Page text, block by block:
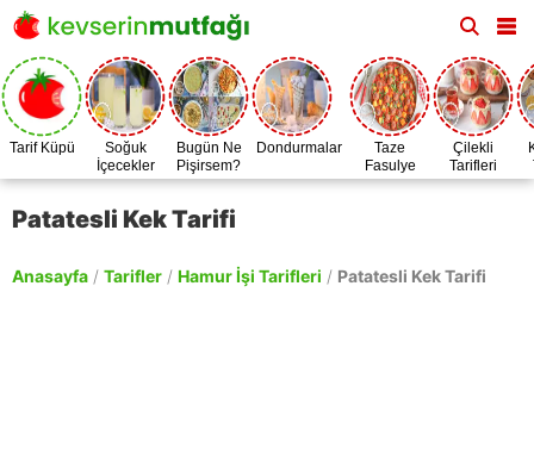
Tarif Küpü
Soğuk
İçecekler
Bugün Ne
Pişirsem?
Dondurmalar
Taze
Fasulye
Zamanı
Çilekli
Tarifleri
Patatesli Kek Tarifi
Anasayfa / Tarifler / Hamur İşi Tarifleri / Patatesli Kek Tarifi